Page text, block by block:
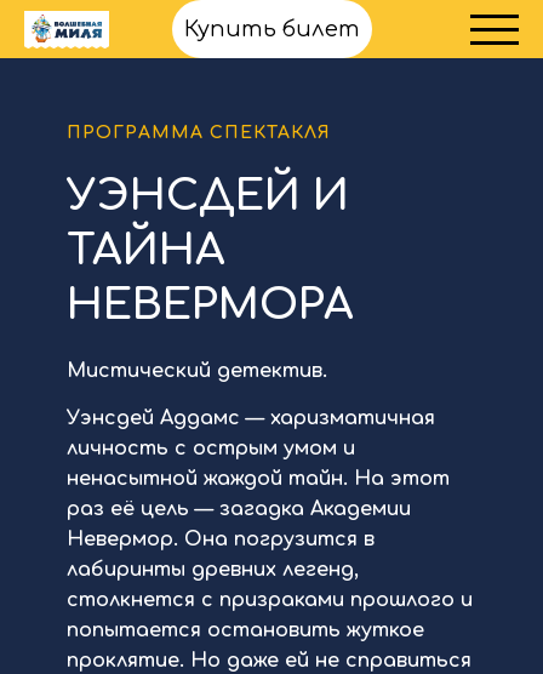
Купить билет
ПРОГРАММА СПЕКТАКЛЯ
УЭНСДЕЙ И
ТАЙНА
НЕВЕРМОРА
Мистический детектив.
Уэнсдей Аддамс — харизматичная
личность с острым умом и
ненасытной жаждой тайн. На этот
раз её цель — загадка Академии
Невермор. Она погрузится в
лабиринты древних легенд,
столкнется с призраками прошлого и
попытается остановить жуткое
проклятие. Но даже ей не справиться